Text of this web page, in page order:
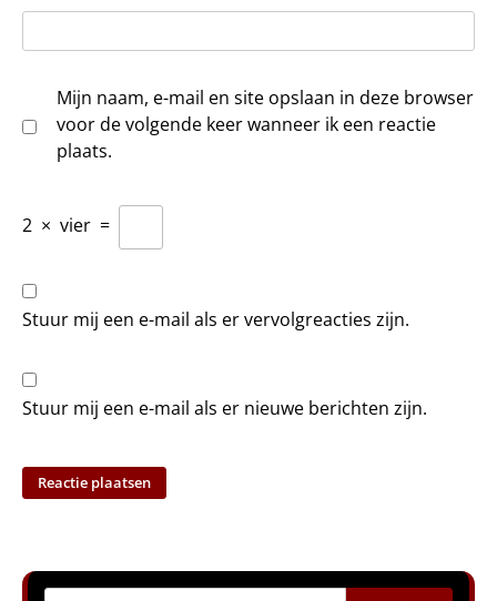
Mijn naam, e-mail en site opslaan in deze browser
voor de volgende keer wanneer ik een reactie
plaats.
2 × vier =
Stuur mij een e-mail als er vervolgreacties zijn.
Stuur mij een e-mail als er nieuwe berichten zijn.